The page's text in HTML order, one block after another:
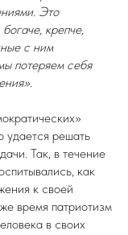
Это
крепче,
с ним
потеряем себя
решать
Так, в течение
как
к своей
время патриотизм
в своих